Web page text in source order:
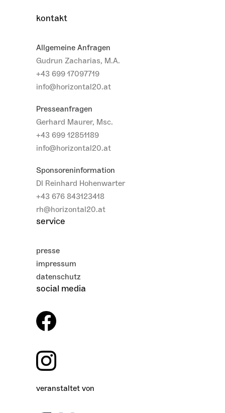
kontakt
Allgemeine Anfragen
Gudrun Zacharias, M.A.
+43 699 17097719
info@horizontal20.at
Presseanfragen
Gerhard Maurer, Msc.
+43 699 12851189
info@horizontal20.at
Sponsoreninformation
DI Reinhard Hohenwarter
+43 676 843123418
rh@horizontal20.at
service
presse
impressum
datenschutz
social media
veranstaltet von